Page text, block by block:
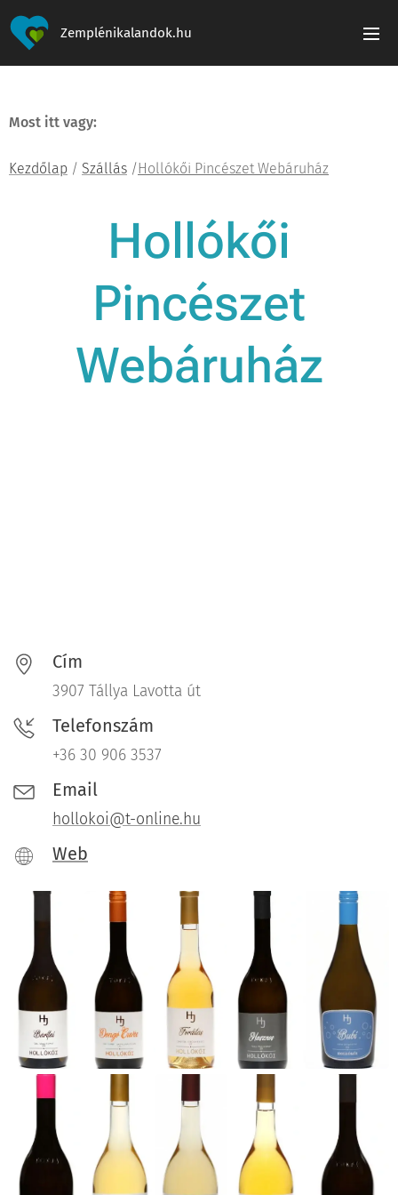
Zemplénikalandok.hu
Most itt vagy:
Kezdőlap / Szállás /Hollókői Pincészet Webáruház
Hollókői
Pincészet
Webáruház
Cím
3907 Tállya Lavotta út
Telefonszám
+36 30 906 3537
Email
hollokoi@t-online.hu
Web